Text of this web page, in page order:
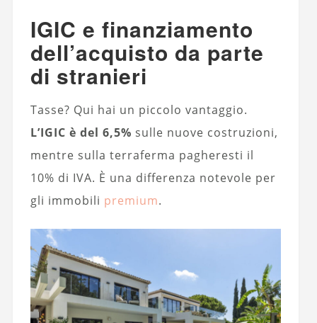
IGIC e finanziamento
dell’acquisto da parte
di stranieri
Tasse? Qui hai un piccolo vantaggio.
L’IGIC è del 6,5% sulle nuove costruzioni,
mentre sulla terraferma pagheresti il
10% di IVA. È una differenza notevole per
gli immobili premium.